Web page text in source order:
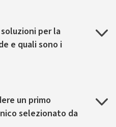
per la
e quali sono i
un primo
selezionato da